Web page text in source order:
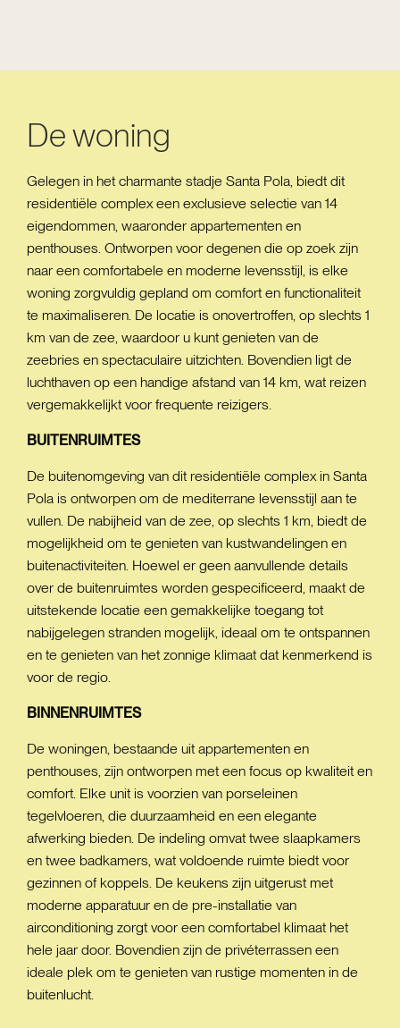
De woning
Gelegen in het charmante stadje Santa Pola, biedt dit
residentiële complex een exclusieve selectie van 14
eigendommen, waaronder appartementen en
penthouses. Ontworpen voor degenen die op zoek zijn
naar een comfortabele en moderne levensstijl, is elke
woning zorgvuldig gepland om comfort en functionaliteit
te maximaliseren. De locatie is onovertroffen, op slechts 1
km van de zee, waardoor u kunt genieten van de
zeebries en spectaculaire uitzichten. Bovendien ligt de
luchthaven op een handige afstand van 14 km, wat reizen
vergemakkelijkt voor frequente reizigers.
BUITENRUIMTES
De buitenomgeving van dit residentiële complex in Santa
Pola is ontworpen om de mediterrane levensstijl aan te
vullen. De nabijheid van de zee, op slechts 1 km, biedt de
mogelijkheid om te genieten van kustwandelingen en
buitenactiviteiten. Hoewel er geen aanvullende details
over de buitenruimtes worden gespecificeerd, maakt de
uitstekende locatie een gemakkelijke toegang tot
nabijgelegen stranden mogelijk, ideaal om te ontspannen
en te genieten van het zonnige klimaat dat kenmerkend is
voor de regio.
BINNENRUIMTES
De woningen, bestaande uit appartementen en
penthouses, zijn ontworpen met een focus op kwaliteit en
comfort. Elke unit is voorzien van porseleinen
tegelvloeren, die duurzaamheid en een elegante
afwerking bieden. De indeling omvat twee slaapkamers
en twee badkamers, wat voldoende ruimte biedt voor
gezinnen of koppels. De keukens zijn uitgerust met
moderne apparatuur en de pre-installatie van
airconditioning zorgt voor een comfortabel klimaat het
hele jaar door. Bovendien zijn de privéterrassen een
ideale plek om te genieten van rustige momenten in de
buitenlucht.